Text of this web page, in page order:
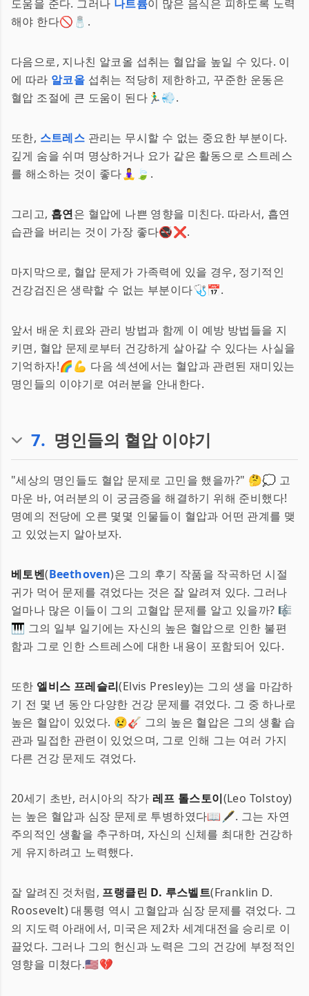
도움을 준다. 그러나 나트륨이 많은 음식은 피하도록 노력
해야 한다🚫🧂.
다음으로, 지나친 알코올 섭취는 혈압을 높일 수 있다. 이
에 따라 알코올 섭취는 적당히 제한하고, 꾸준한 운동은
혈압 조절에 큰 도움이 된다🏃‍♂️💨.
또한, 스트레스 관리는 무시할 수 없는 중요한 부분이다.
깊게 숨을 쉬며 명상하거나 요가 같은 활동으로 스트레스
를 해소하는 것이 좋다🧘‍♀️🍃.
그리고, 흡연은 혈압에 나쁜 영향을 미친다. 따라서, 흡연
습관을 버리는 것이 가장 좋다🚭❌.
마지막으로, 혈압 문제가 가족력에 있을 경우, 정기적인
건강검진은 생략할 수 없는 부분이다🩺📅.
앞서 배운 치료와 관리 방법과 함께 이 예방 방법들을 지
키면, 혈압 문제로부터 건강하게 살아갈 수 있다는 사실을
기억하자!🌈💪 다음 섹션에서는 혈압과 관련된 재미있는
명인들의 이야기로 여러분을 안내한다.
7. 명인들의 혈압 이야기
"세상의 명인들도 혈압 문제로 고민을 했을까?" 🤔💭 고
마운 바, 여러분의 이 궁금증을 해결하기 위해 준비했다!
명예의 전당에 오른 몇몇 인물들이 혈압과 어떤 관계를 맺
고 있었는지 알아보자.
베토벤(Beethoven)은 그의 후기 작품을 작곡하던 시절
귀가 먹어 문제를 겪었다는 것은 잘 알려져 있다. 그러나
얼마나 많은 이들이 그의 고혈압 문제를 알고 있을까? 🎼
🎹 그의 일부 일기에는 자신의 높은 혈압으로 인한 불편
함과 그로 인한 스트레스에 대한 내용이 포함되어 있다.
또한 엘비스 프레슬리(Elvis Presley)는 그의 생을 마감하
기 전 몇 년 동안 다양한 건강 문제를 겪었다. 그 중 하나로
높은 혈압이 있었다. 😢🎸 그의 높은 혈압은 그의 생활 습
관과 밀접한 관련이 있었으며, 그로 인해 그는 여러 가지
다른 건강 문제도 겪었다.
20세기 초반, 러시아의 작가 레프 톨스토이(Leo Tolstoy)
는 높은 혈압과 심장 문제로 투병하였다📖🖋. 그는 자연
주의적인 생활을 추구하며, 자신의 신체를 최대한 건강하
게 유지하려고 노력했다.
잘 알려진 것처럼, 프랭클린 D. 루스벨트(Franklin D.
Roosevelt) 대통령 역시 고혈압과 심장 문제를 겪었다. 그
의 지도력 아래에서, 미국은 제2차 세계대전을 승리로 이
끌었다. 그러나 그의 헌신과 노력은 그의 건강에 부정적인
영향을 미쳤다.🇺🇸💔